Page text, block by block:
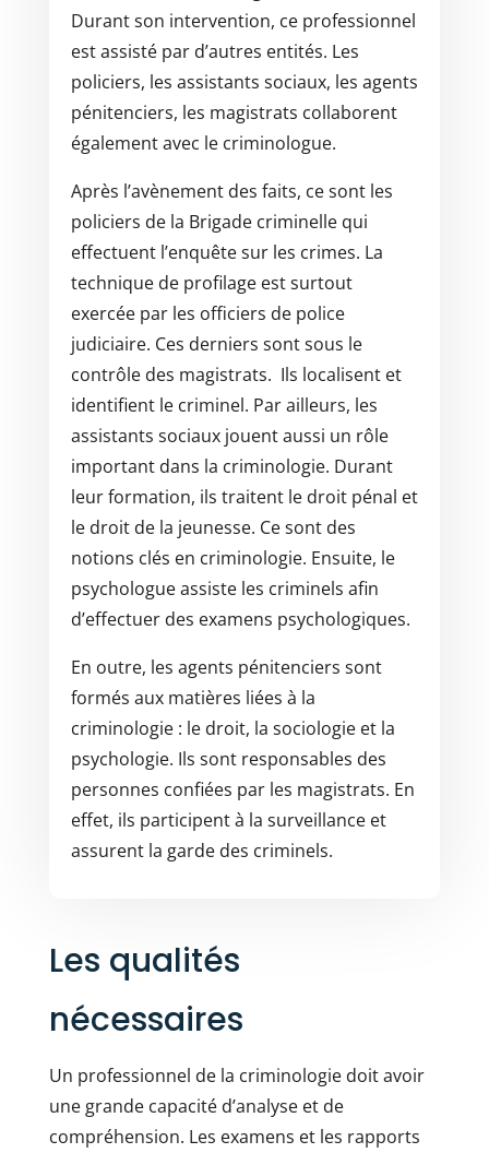
Durant son intervention, ce professionnel
est assisté par d’autres entités. Les
policiers, les assistants sociaux, les agents
pénitenciers, les magistrats collaborent
également avec le criminologue.
Après l’avènement des faits, ce sont les
policiers de la Brigade criminelle qui
effectuent l’enquête sur les crimes. La
technique de profilage est surtout
exercée par les officiers de police
judiciaire. Ces derniers sont sous le
contrôle des magistrats. Ils localisent et
identifient le criminel. Par ailleurs, les
assistants sociaux jouent aussi un rôle
important dans la criminologie. Durant
leur formation, ils traitent le droit pénal et
le droit de la jeunesse. Ce sont des
notions clés en criminologie. Ensuite, le
psychologue assiste les criminels afin
d’effectuer des examens psychologiques.
En outre, les agents pénitenciers sont
formés aux matières liées à la
criminologie : le droit, la sociologie et la
psychologie. Ils sont responsables des
personnes confiées par les magistrats. En
effet, ils participent à la surveillance et
assurent la garde des criminels.
Les qualités
nécessaires
Un professionnel de la criminologie doit avoir
une grande capacité d’analyse et de
compréhension. Les examens et les rapports